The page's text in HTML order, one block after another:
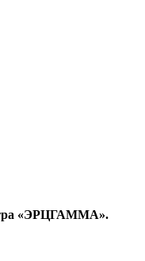
«ЭРЦГАММА».